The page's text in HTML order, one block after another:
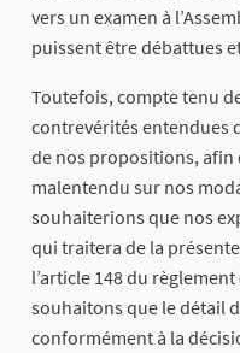
vers un examen à
puissent être débattues
Toutefois, compte tenu
contrevérités entendues
de nos propositions, afin
malentendu sur nos
souhaiterions que nos
qui traitera de la
l’article 148 du
souhaitons que le détail
conformément à la